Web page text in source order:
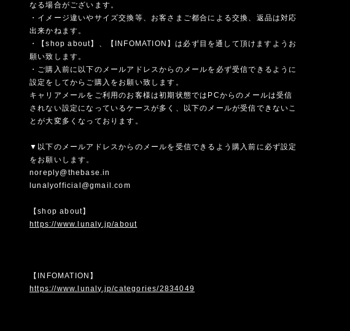
なる場合がございます。
・イメージ違いやサイズ交換等、お客さまご都合による交換、返品は対応
出来かねます。
・【shop about】、【INFOMATION】は必ず目を通して頂けますようお
願い致します。
・ご購入前に以下のメールアドレスからのメールを必ず受信できるように
設定をしてからご購入をお願い致します。
キャリアメールをご利用のお客様は初期状態ではPCからのメールは受信
されない設定になっているケースが多く、以下のメールが受信できないこ
とが大変多くなっております。
▼以下のメールアドレスからのメールを受信できるよう購入前に必ず設定
をお願いします。
noreply@thebase.in
lunalyofficial@gmail.com
【shop about】
https://www.lunaly.jp/about
【INFOMATION】
https://www.lunaly.jp/categories/2834049